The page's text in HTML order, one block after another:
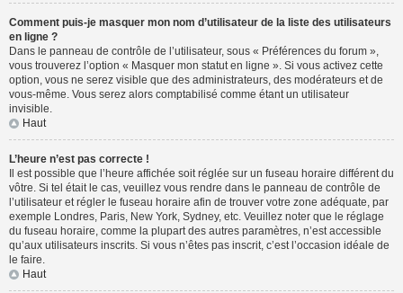
Comment puis-je masquer mon nom d’utilisateur de la liste des utilisateurs
en ligne ?
Dans le panneau de contrôle de l’utilisateur, sous « Préférences du forum »,
vous trouverez l’option « Masquer mon statut en ligne ». Si vous activez cette
option, vous ne serez visible que des administrateurs, des modérateurs et de
vous-même. Vous serez alors comptabilisé comme étant un utilisateur
invisible.
Haut
L’heure n’est pas correcte !
Il est possible que l’heure affichée soit réglée sur un fuseau horaire différent du
vôtre. Si tel était le cas, veuillez vous rendre dans le panneau de contrôle de
l’utilisateur et régler le fuseau horaire afin de trouver votre zone adéquate, par
exemple Londres, Paris, New York, Sydney, etc. Veuillez noter que le réglage
du fuseau horaire, comme la plupart des autres paramètres, n’est accessible
qu’aux utilisateurs inscrits. Si vous n’êtes pas inscrit, c’est l’occasion idéale de
le faire.
Haut